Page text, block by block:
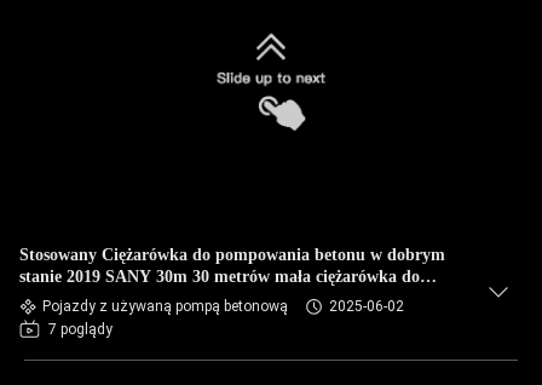
Stosowany Ciężarówka do pompowania betonu w dobrym
stanie 2019 SANY 30m 30 metrów mała ciężarówka do
pompowania betonu
Pojazdy z używaną pompą betonową
2025-06-02
7 poglądy